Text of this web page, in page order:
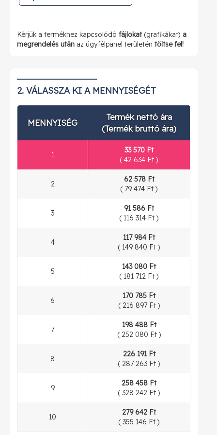
Kérjük a termékhez kapcsolódó fájlokat(grafikákat) a
megrendelés után az ügyfélpanel területén töltse fel!
2. VÁLASSZA KI A MENNYISÉGÉT
MENNYISÉG
Termék nettó ára
(Termék bruttó ára)
1
33 570 Ft
( 42 634 Ft )
2
62 578 Ft
( 79 474 Ft )
3
91 586 Ft
( 116 314 Ft )
4
117 984 Ft
( 149 840 Ft )
5
143 080 Ft
( 181 712 Ft )
6
170 785 Ft
( 216 897 Ft )
7
198 488 Ft
( 252 080 Ft )
8
226 191 Ft
( 287 263 Ft )
9
258 458 Ft
( 328 242 Ft )
10
279 642 Ft
( 355 146 Ft )